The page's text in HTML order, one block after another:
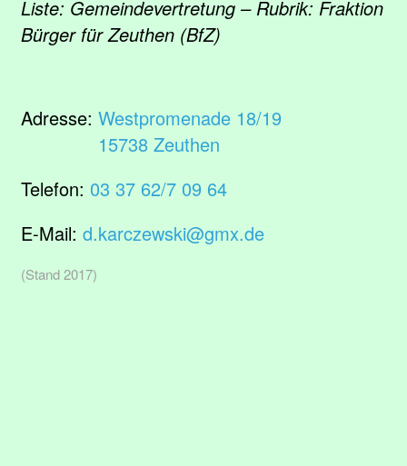
Liste: Gemeindevertretung – Rubrik: Fraktion
Bürger für Zeuthen (BfZ)
Adresse: Westpromenade 18/19
15738 Zeuthen
Telefon: 03 37 62/7 09 64
E-Mail: d.karczewski@gmx.de
(Stand 2017)